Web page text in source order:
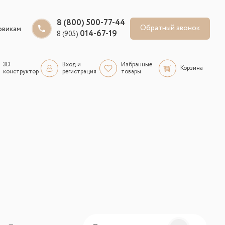
8 (800) 500-77-44
8 (905) 014-67-19 Обратный звонок
3D
конструктор
Вход и
регистрация
Избранные
товары
Корзина